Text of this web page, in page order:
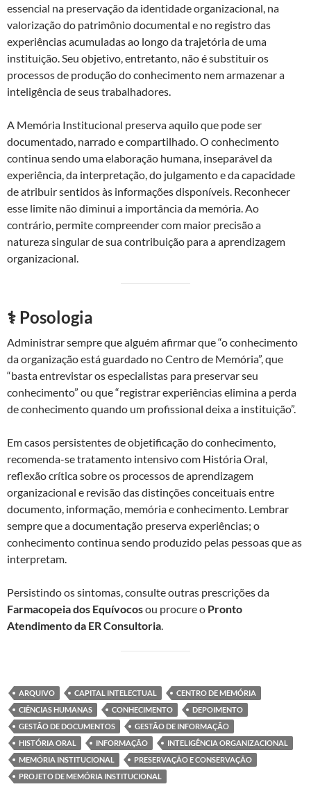
essencial na preservação da identidade organizacional, na
valorização do patrimônio documental e no registro das
experiências acumuladas ao longo da trajetória de uma
instituição. Seu objetivo, entretanto, não é substituir os
processos de produção do conhecimento nem armazenar a
inteligência de seus trabalhadores.
A Memória Institucional preserva aquilo que pode ser
documentado, narrado e compartilhado. O conhecimento
continua sendo uma elaboração humana, inseparável da
experiência, da interpretação, do julgamento e da capacidade
de atribuir sentidos às informações disponíveis. Reconhecer
esse limite não diminui a importância da memória. Ao
contrário, permite compreender com maior precisão a
natureza singular de sua contribuição para a aprendizagem
organizacional.
⚕️ Posologia
Administrar sempre que alguém afirmar que “o conhecimento
da organização está guardado no Centro de Memória”, que
“basta entrevistar os especialistas para preservar seu
conhecimento” ou que “registrar experiências elimina a perda
de conhecimento quando um profissional deixa a instituição”.
Em casos persistentes de objetificação do conhecimento,
recomenda-se tratamento intensivo com História Oral,
reflexão crítica sobre os processos de aprendizagem
organizacional e revisão das distinções conceituais entre
documento, informação, memória e conhecimento. Lembrar
sempre que a documentação preserva experiências; o
conhecimento continua sendo produzido pelas pessoas que as
interpretam.
Persistindo os sintomas, consulte outras prescrições da
Farmacopeia dos Equívocosou procure o Pronto
Atendimento da ER Consultoria
ARQUIVO CAPITAL INTELECTUAL
CENTRO DE MEMÓRIA
CIÊNCIAS HUMANAS
CONHECIMENTO
DEPOIMENTO
GESTÃO DE DOCUMENTOS
GESTÃO DE INFORMAÇÃO
HISTÓRIA ORAL
INFORMAÇÃO
INTELIGÊNCIA ORGANIZACIONAL
MEMÓRIA INSTITUCIONAL
PRESERVAÇÃO E CONSERVAÇÃO
PROJETO DE MEMÓRIA INSTITUCIONAL